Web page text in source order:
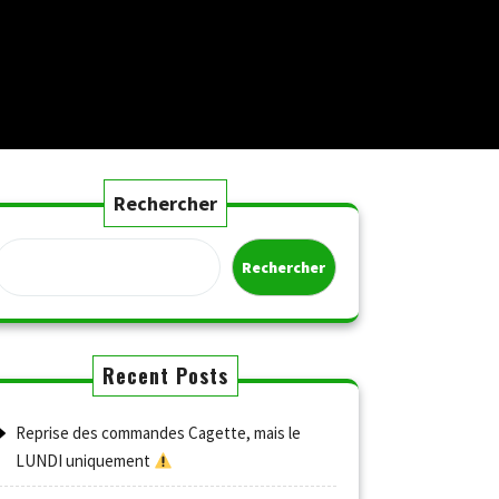
Rechercher
Rechercher
Recent Posts
Reprise des commandes Cagette, mais le
LUNDI uniquement